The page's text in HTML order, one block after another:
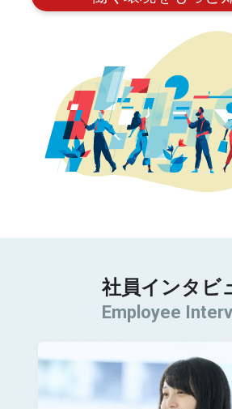
社員インタビ
Employee